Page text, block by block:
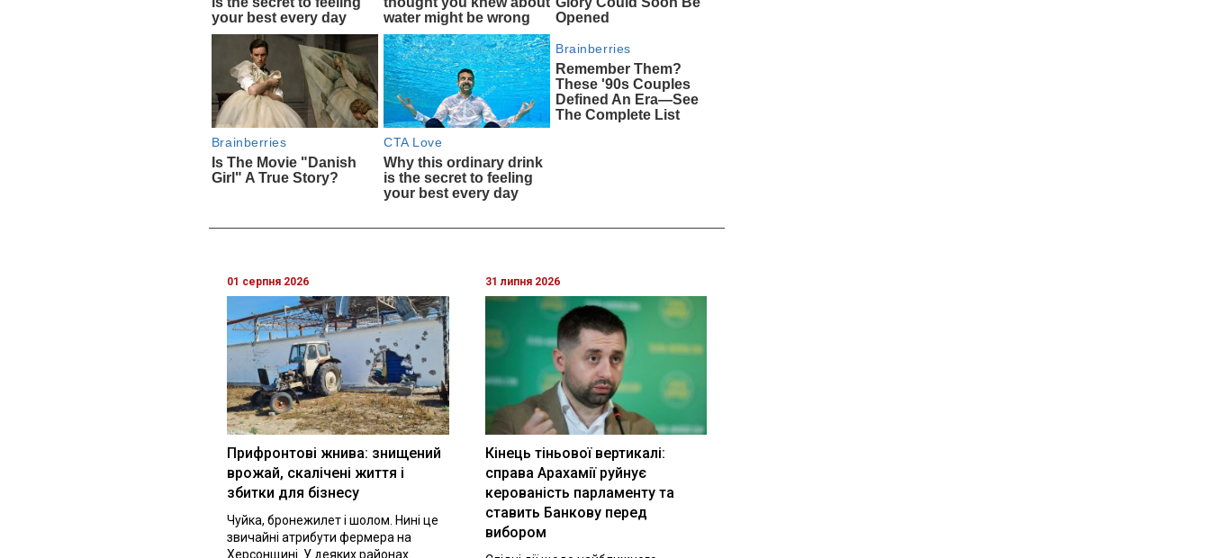
01 серпня 2026
Прифронтові жнива: знищений
врожай, скалічені життя і
збитки для бізнесу
Чуйка, бронежилет і шолом. Нині це
звичайні атрибути фермера на
Херсонщині. У деяких районах
31 липня 2026
Кінець тіньової вертикалі:
справа Арахамії руйнує
керованість парламенту та
ставить Банкову перед
вибором